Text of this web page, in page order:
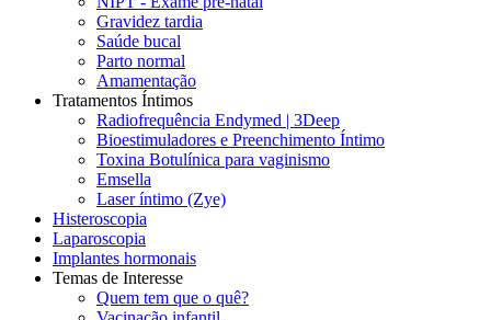
Gravidez tardia
Saúde bucal
Parto normal
Amamentação
Tratamentos Íntimos
Radiofrequência Endymed | 3Deep
Bioestimuladores e Preenchimento Íntimo
Toxina Botulínica para vaginismo
Emsella
Laser íntimo (Zye)
Histeroscopia
Laparoscopia
Implantes hormonais
Temas de Interesse
Quem tem que o quê?